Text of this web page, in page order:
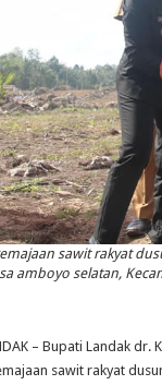
sawit rakyat
amboyo selatan,
– Bupati Landak
sawit rakyat